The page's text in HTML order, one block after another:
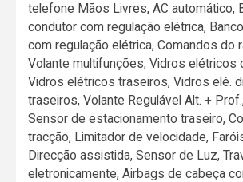
telefone Mãos Livres, AC automático,
condutor com regulação elétrica,
com regulação elétrica, Comandos do
Volante multifunções, Vidros elétricos
Vidros elétricos traseiros, Vidros elé.
traseiros, Volante Regulável Alt. +
Sensor de estacionamento traseiro,
tracção, Limitador de velocidade,
Direcção assistida, Sensor de Luz,
eletronicamente, Airbags de cabeça